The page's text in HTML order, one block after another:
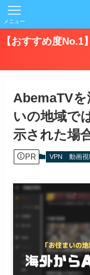
メニュー
【おすすめ度
AbemaTVを
いの地域で
示された場
PR VPN 動画視